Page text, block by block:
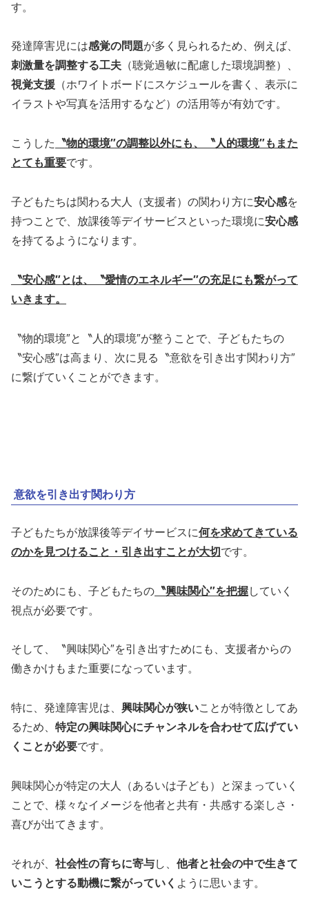
す。
発達障害児には感覚の問題が多く見られるため、例えば、
刺激量を調整する工夫 （聴覚過敏に配慮した環境調整）、
視覚支援 （ホワイトボードにスケジュールを書く、表示に
イラストや写真を活用するなど）の活用等が有効です。
こうした
〝物的環境″の調整以外にも、〝人的環境″もまた
とても重要です。
子どもたちは関わる大人（支援者）の関わり方に安心感を
持つことで、放課後等デイサービスといった環境に安心感
を持てるようになります。
〝安心感″とは、〝愛情のエネルギー″の充足にも繋がって
いきます。
〝物的環境″と〝人的環境″が整うことで、子どもたちの
〝安心感″は高まり、次に見る〝意欲を引き出す関わり方″
に繋げていくことができます。
意欲を引き出す関わり方
子どもたちが放課後等デイサービスに何を求めてきている
のかを見つけること・引き出すことが大切 です。
そのためにも、子どもたちの 〝興味関心″を把握していく
視点が必要です。
そして、〝興味関心″を引き出すためにも、支援者からの
働きかけもまた重要になっています。
特に、発達障害児は、 興味関心が狭いことが特徴としてあ
るため、 特定の興味関心にチャンネルを合わせて広げてい
くことが必要です。
興味関心が特定の大人（あるいは子ども）と深まっていく
ことで、様々なイメージを他者と共有・共感する楽しさ・
喜びが出てきます。
それが、 社会性の育ちに寄与し、 他者と社会の中で生きて
いこうとする動機に繋がっていく ように思います。